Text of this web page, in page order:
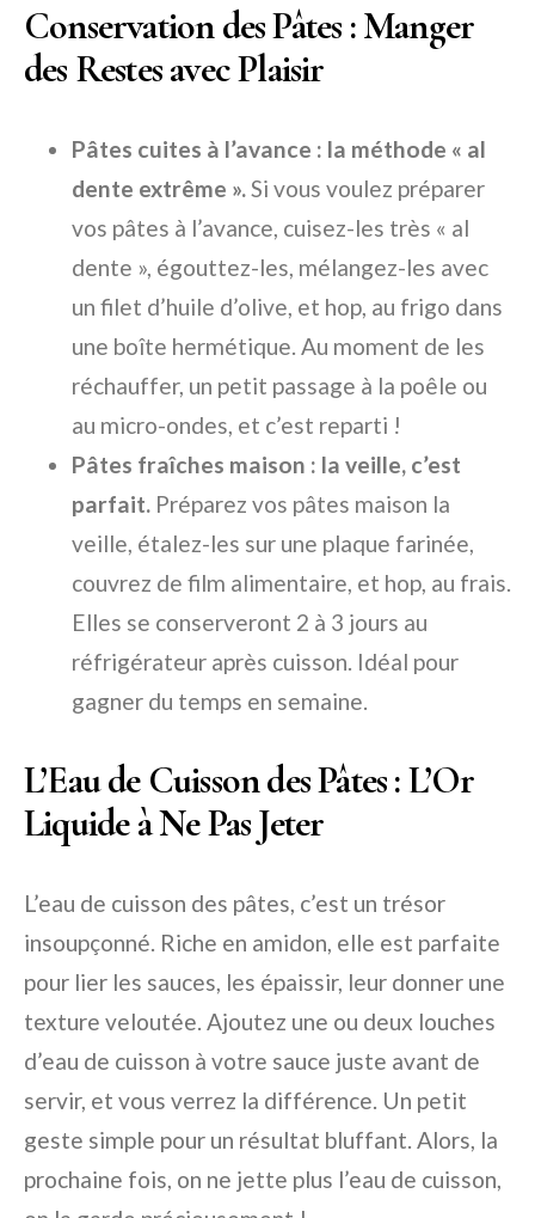
Conservation des Pâtes : Manger
des Restes avec Plaisir
Pâtes cuites à l’avance : la méthode « al
dente extrême ».Si vous voulez préparer
vos pâtes à l’avance, cuisez-les très « al
dente », égouttez-les, mélangez-les avec
un filet d’huile d’olive, et hop, au frigo dans
une boîte hermétique. Au moment de les
réchauffer, un petit passage à la poêle ou
au micro-ondes, et c’est reparti !
Pâtes fraîches maison : la veille, c’est
parfait. Préparez vos pâtes maison la
veille, étalez-les sur une plaque farinée,
couvrez de film alimentaire, et hop, au frais.
Elles se conserveront 2 à 3 jours au
réfrigérateur après cuisson. Idéal pour
gagner du temps en semaine.
L’Eau de Cuisson des Pâtes : L’Or
Liquide à Ne Pas Jeter
L’eau de cuisson des pâtes, c’est un trésor
insoupçonné. Riche en amidon, elle est parfaite
pour lier les sauces, les épaissir, leur donner une
texture veloutée. Ajoutez une ou deux louches
d’eau de cuisson à votre sauce juste avant de
servir, et vous verrez la différence. Un petit
geste simple pour un résultat bluffant. Alors, la
prochaine fois, on ne jette plus l’eau de cuisson,